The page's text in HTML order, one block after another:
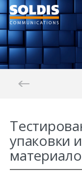
упаковки